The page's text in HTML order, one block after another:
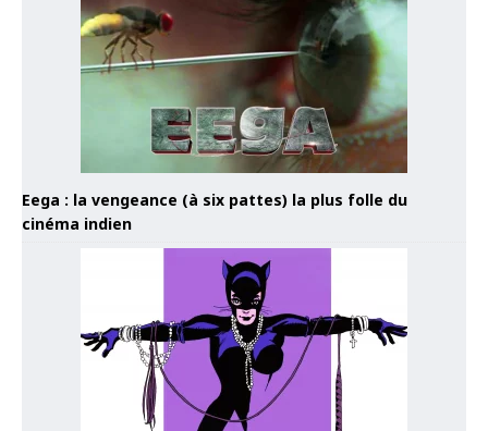
Eega : la vengeance (à six pattes) la plus folle du
cinéma indien